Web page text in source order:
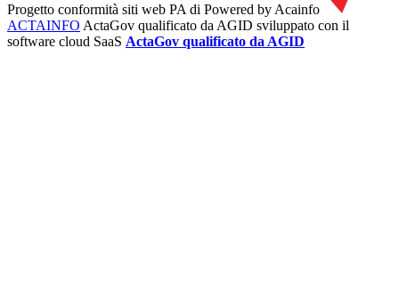
Progetto conformità siti web PA di Powered by Acainfo
ACTAINFO ActaGov qualificato da AGID sviluppato con il
software cloud SaaS ActaGov qualificato da AGID